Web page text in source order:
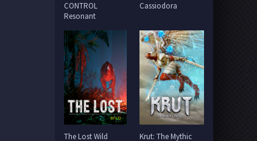
CONTROL
Resonant
Cassiodora
The Lost Wild
Krut: The Mythic